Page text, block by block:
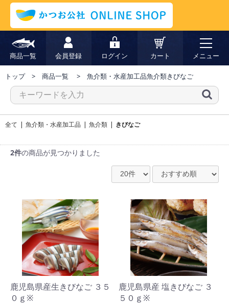
商品一覧 会員登録 ログイン カート メニュー
トップ 商品一覧 魚介類・水産加工品魚介類きびなご
全て | 魚介類・水産加工品 | 魚介類 | きびなご
2件の商品が見つかりました
鹿児島県産生きびなご ３５
０ｇ※
鹿児島県産 塩きびなご ３
５０ｇ※